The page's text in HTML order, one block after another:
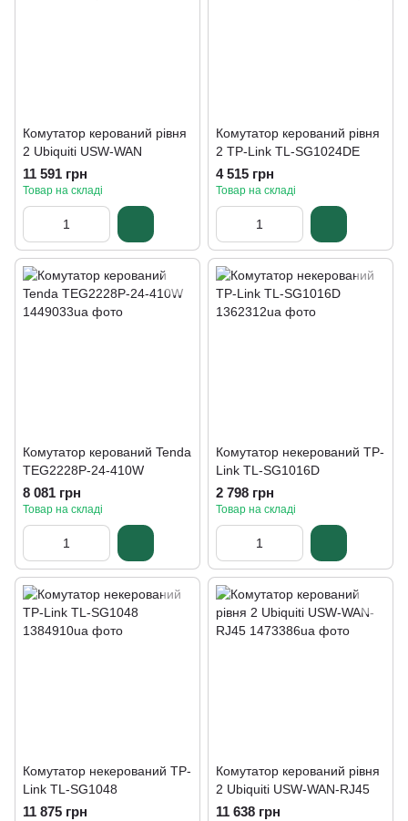
Комутатор керований рівня
2 Ubiquiti USW-WAN
11 591 грн
Товар на складі
Комутатор керований рівня
2 TP-Link TL-SG1024DE
4 515 грн
Товар на складі
Комутатор керований Tenda
TEG2228P-24-410W
8 081 грн
Товар на складі
Комутатор некерований TP-
Link TL-SG1016D
2 798 грн
Товар на складі
Комутатор некерований TP-
Link TL-SG1048
11 875 грн
Комутатор керований рівня
2 Ubiquiti USW-WAN-RJ45
11 638 грн